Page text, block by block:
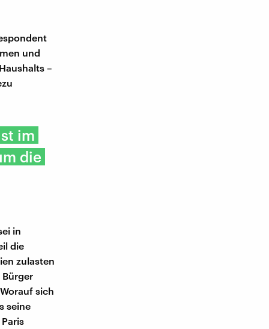
und
–
im
die
in
die
zulasten
sich
seine